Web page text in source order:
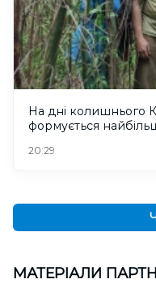
На дні колишнього
формується
20:29
МАТЕРІАЛИ